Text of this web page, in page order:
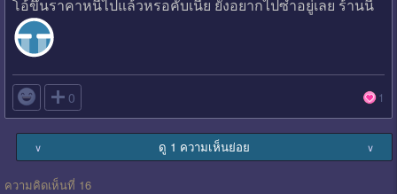
โอ้ขึ้นราคาหนีไปแล้วหรอคับเนี่ย ยังอยากไปซ้ำอยู่เลย ร้านนี้
 0 1
∨ ดู 1 ความเห็นย่อย ∨
ความคิดเห็นที่ 16